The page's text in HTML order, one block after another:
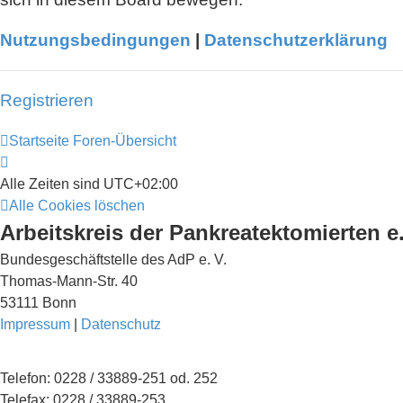
Nutzungsbedingungen Datenschutzerklärung
Registrieren
Startseite Foren-Übersicht
Alle Zeiten sind UTC+02:00
Alle Cookies löschen
Arbeitskreis der Pankreatektomierten
Bundesgeschäftstelle des AdP e. V.
Thomas-Mann-Str. 40
53111 Bonn
Impressum
Datenschutz
Telefon: 0228 / 33889-251 od. 252